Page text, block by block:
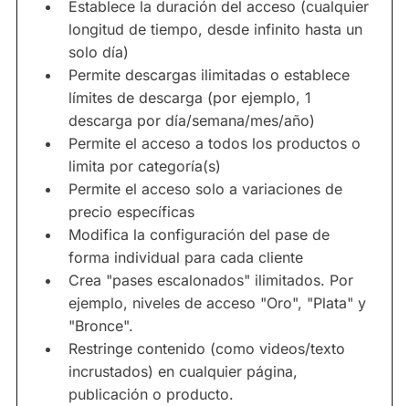
Establece la duración del acceso (cualquier
longitud de tiempo, desde infinito hasta un
solo día)
Permite descargas ilimitadas o establece
límites de descarga (por ejemplo, 1
descarga por día/semana/mes/año)
Permite el acceso a todos los productos o
limita por categoría(s)
Permite el acceso solo a variaciones de
precio específicas
Modifica la configuración del pase de
forma individual para cada cliente
Crea "pases escalonados" ilimitados. Por
ejemplo, niveles de acceso "Oro", "Plata" y
"Bronce".
Restringe contenido (como videos/texto
incrustados) en cualquier página,
publicación o producto.